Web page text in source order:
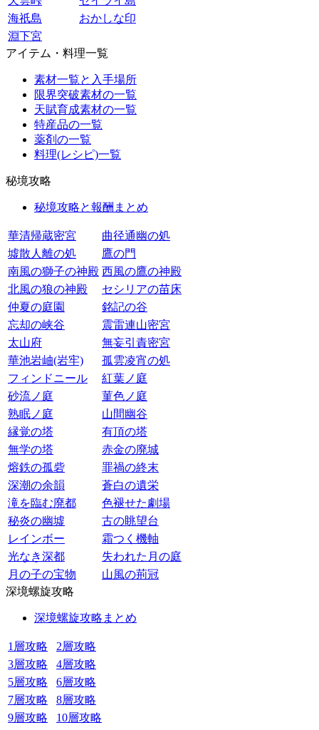
海祇島
おかしな印
淵下宮
アイテム・料理一覧
素材一覧と入手場所
限界突破素材の一覧
天賦育成素材の一覧
特産品の一覧
薬剤の一覧
料理(レシピ)一覧
秘境攻略
秘境攻略と報酬まとめ
華清帰蔵密宮
曲径通幽の処
墟散人離の処
鷹の門
南風の獅子の神殿 西風の鷹の神殿
北風の狼の神殿
セシリアの苗床
仲夏の庭園
銘記の谷
忘却の峡谷
震雷連山密宮
太山府
無妄引責密宮
華池岩岫(岩牢)
孤雲凌宵の処
フィンドニール
紅葉ノ庭
砂流ノ庭
菫色ノ庭
熟眠ノ庭
山間幽谷
縁覚の塔
有頂の塔
無学の塔
赤金の廃城
熔鉄の孤砦
罪禍の終末
深潮の余韻
蒼白の遺栄
滝を臨む廃都
色褪せた劇場
秘炎の幽墟
古の眺望台
レインボー
霜つく機軸
光なき深都
失われた月の庭
月の子の宝物
山風の荊冠
深境螺旋攻略
深境螺旋攻略まとめ
1層攻略
2層攻略
3層攻略
4層攻略
5層攻略
6層攻略
7層攻略
8層攻略
9層攻略
10層攻略